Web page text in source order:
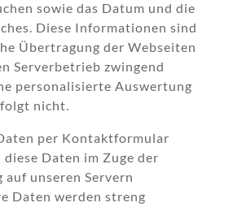
sowie das Datum und die
Diese Informationen sind
Übertragung der Webseiten
Serverbetrieb zwingend
personalisierte Auswertung
nicht.
per Kontaktformular
diese Daten im Zuge der
auf unseren Servern
Daten werden streng